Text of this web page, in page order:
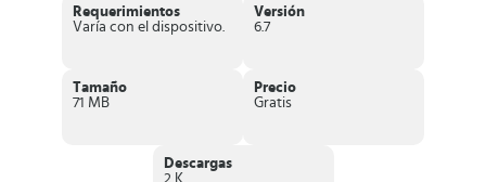
Como opciones adicionales podrás encontrar en esta app
de todas las cosas que debes comprar y tener
a luz, puedes ir eliminando la que vayas comprando.
para niñas como niños, esto con la intención de ayudarte un poco a
escoger el de tu bebé.
excelente interfaz de usuario
Requerimientos
Varía con el dispositivo.
Versión
6.7
Tamaño
71 MB
Precio
Gratis
Descargas
2 K